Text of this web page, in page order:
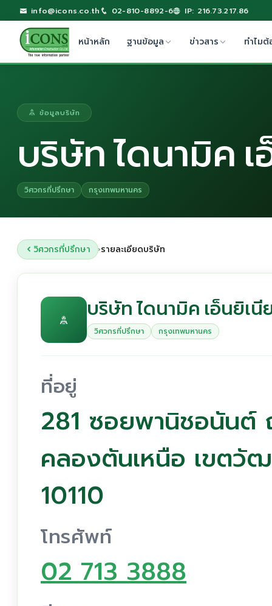
info@icons.co.th 02-810-8892-6 IP: 216.73.217.86
หน้าหลัก ฐานข้อมูล ข่าวสาร ทำไมต้
ข้อมูลบริษัท
บริษัท ไดนามิค
วิศวกรที่ปรึกษา กรุงเทพมหานคร
วิศวกรที่ปรึกษา ›รายละเอียดบริษัท
บริษัท ไดนามิค เอ็นยิเ
วิศวกรที่ปรึกษา กรุงเทพมหานคร
ที่อยู่
281 ซอยพานิชอนันต์
คลองตันเหนือ เขตวั
10110
โทรศัพท์
02 713 3888